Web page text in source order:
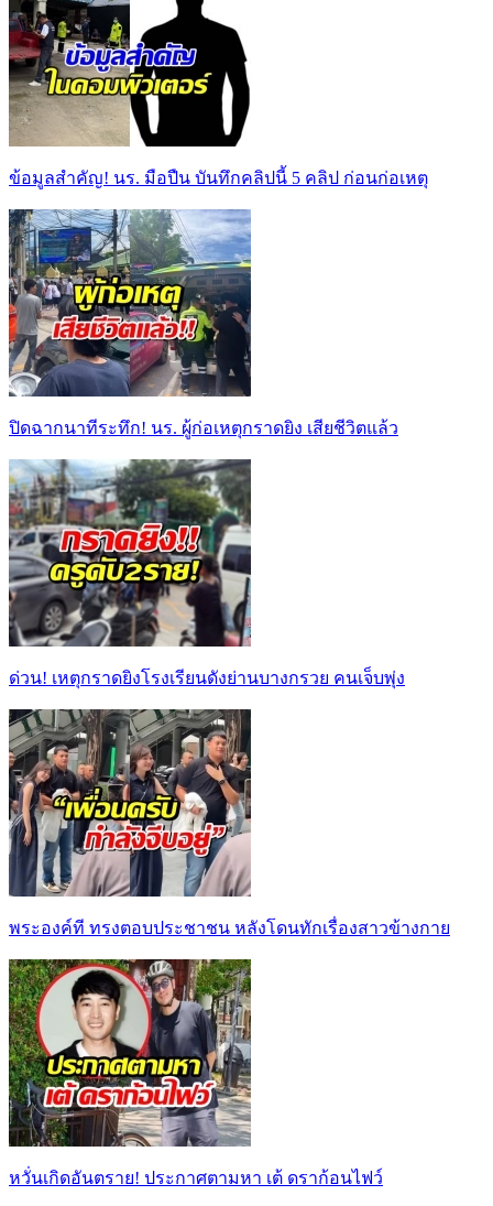
ข้อมูลสำคัญ! นร. มือปืน บันทึกคลิปนี้ 5 คลิป ก่อนก่อเหตุ
ปิดฉากนาทีระทึก! นร. ผู้ก่อเหตุกราดยิง เสียชีวิตแล้ว
ด่วน! เหตุกราดยิงโรงเรียนดังย่านบางกรวย คนเจ็บพุ่ง
พระองค์ที ทรงตอบประชาชน หลังโดนทักเรื่องสาวข้างกาย
หวั่นเกิดอันตราย! ประกาศตามหา เต้ ดราก้อนไฟว์